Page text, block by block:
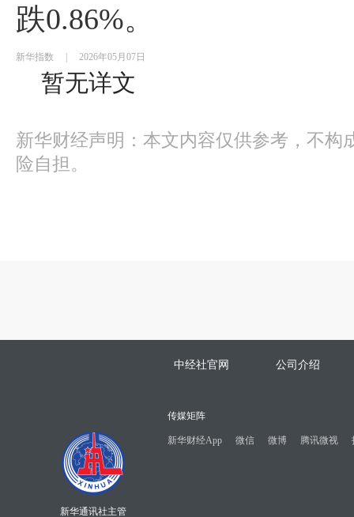
跌0.86%。
新华指数 2026年05月07日
暂无详文
新华财经声明：本文内容仅供参考，不构
险自担。
中经社官网 公司介绍
新华通讯社主管
传媒矩阵
新华财经App 微信 微博 腾讯微视